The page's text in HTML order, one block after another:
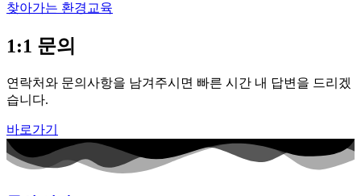
찾아가는 환경교육
1:1 문의
연락처와 문의사항을 남겨주시면 빠른 시간 내 답변을 드리겠
습니다.
바로가기